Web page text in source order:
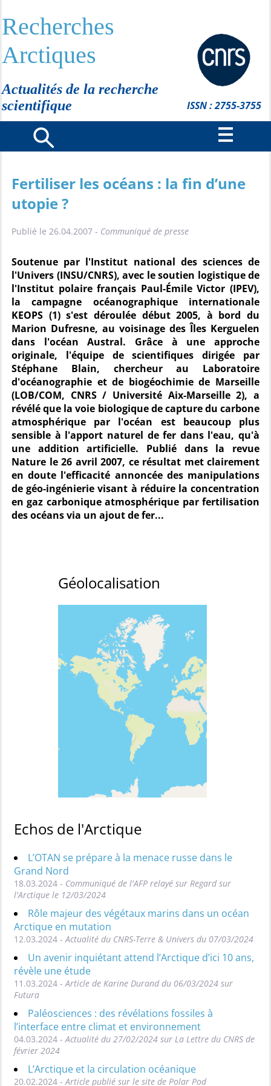
Recherches
Arctiques
Actualités de la recherche
scientifique
ISSN : 2755-3755
Fertiliser les océans : la fin d’une
utopie ?
Publié le 26.04.2007 - Communiqué de presse
Soutenue par l'Institut national des sciences de
l'Univers (INSU/CNRS), avec le soutien logistique de
l'Institut polaire français Paul-Émile Victor (IPEV),
la campagne océanographique internationale
KEOPS (1) s'est déroulée début 2005, à bord du
Marion Dufresne, au voisinage des Îles Kerguelen
dans l'océan Austral. Grâce à une approche
originale, l'équipe de scientifiques dirigée par
Stéphane Blain, chercheur au Laboratoire
d'océanographie et de biogéochimie de Marseille
(LOB/COM, CNRS / Université Aix-Marseille 2), a
révélé que la voie biologique de capture du carbone
atmosphérique par l'océan est beaucoup plus
sensible à l'apport naturel de fer dans l'eau, qu'à
une addition artificielle. Publié dans la revue
Nature le 26 avril 2007, ce résultat met clairement
en doute l'efficacité annoncée des manipulations
de géo-ingénierie visant à réduire la concentration
en gaz carbonique atmosphérique par fertilisation
des océans via un ajout de fer...
Géolocalisation
Echos de l'Arctique
L’OTAN se prépare à la menace russe dans le
Grand Nord
18.03.2024 - Communiqué de l'AFP relayé sur Regard sur
l'Arctique le 12/03/2024
Rôle majeur des végétaux marins dans un océan
Arctique en mutation
12.03.2024 - Actualité du CNRS-Terre & Univers du 07/03/2024
Un avenir inquiétant attend l’Arctique d’ici 10 ans,
révèle une étude
11.03.2024 - Article de Karine Durand du 06/03/2024 sur
Futura
Paléosciences : des révélations fossiles à
l’interface entre climat et environnement
04.03.2024 - Actualité du 27/02/2024 sur La Lettre du CNRS de
février 2024
L’Arctique et la circulation océanique
20.02.2024 - Article publié sur le site de Polar Pod